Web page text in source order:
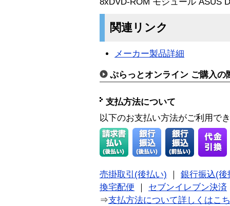
関連リンク
メーカー製品詳細
ぷらっとオンライン ご購入の
支払方法について
以下のお支払い方法がご利用で
売掛取引(後払い)
銀行振込(後
換宅配便
セブンイレブン決済
⇒支払方法について詳しくはこ